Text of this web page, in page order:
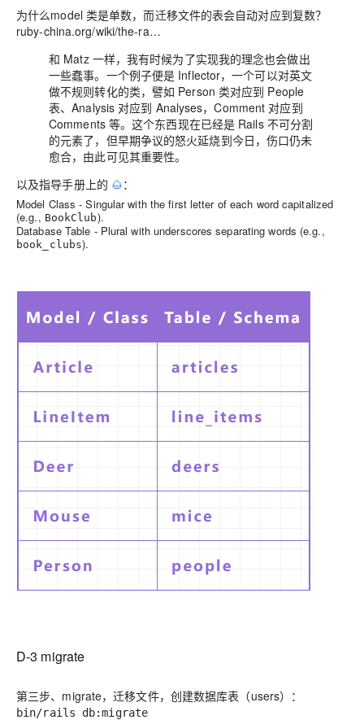
为什么model 类是单数，而迁移文件的表会自动对应到复数？
ruby-china.org/wiki/the-ra…
和 Matz 一样，我有时候为了实现我的理念也会做出
一些蠢事。一个例子便是 Inflector，一个可以对英文
做不规则转化的类，譬如 Person 类对应到 People
表、Analysis 对应到 Analyses，Comment 对应到
Comments 等。这个东西现在已经是 Rails 不可分割
的元素了，但早期争议的怒火延烧到今日，伤口仍未
愈合，由此可见其重要性。
以及指导手册上的 🌰：
Model Class - Singular with the first letter of each word capitalized
(e.g., BookClub).
Database Table - Plural with underscores separating words (e.g.,
book_clubs).
D-3 migrate
第三步、 migrate，迁移文件，创建数据库表（users）：
bin/rails db:migrate